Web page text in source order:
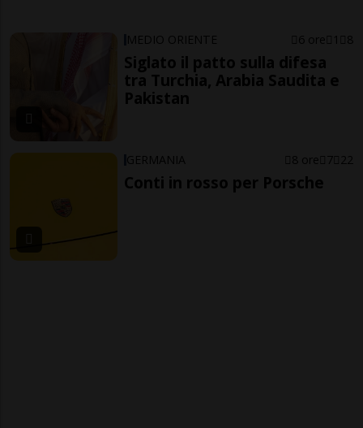
MEDIO ORIENTE 6 ore 1 8
Siglato il patto sulla difesa
tra Turchia, Arabia Saudita e
Pakistan
GERMANIA 8 ore 7 22
Conti in rosso per Porsche